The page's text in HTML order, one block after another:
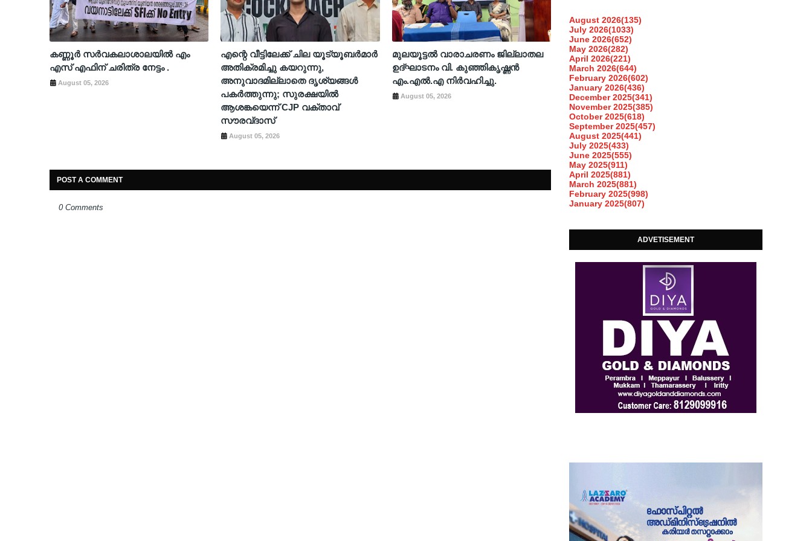
കണ്ണൂർ സർവകലാശാലയിൽ എം
എസ് എഫിന് ചരിത്ര നേട്ടം .
August 05, 2026
എന്റെ വീട്ടിലേക്ക് ചില യൂട്യൂബർമാർ
അതിക്രമിച്ചു കയറുന്നു,
അനുവാദമില്ലാതെ ദൃശ്യങ്ങൾ
പകർത്തുന്നു; സുരക്ഷയിൽ
ആശങ്കയെന്ന് CJP വക്താവ്
സൗരവ്ദാസ്
August 05, 2026
മുലയൂട്ടൽ വാരാചരണം ജില്ലാതല
ഉദ്ഘാടനം വി. കുഞ്ഞികൃഷ്ണൻ
എം.എൽ.എ നിർവഹിച്ചു.
August 05, 2026
POST A COMMENT
0 Comments
August 2026(135)
July 2026(1033)
June 2026(652)
May 2026(282)
April 2026(221)
March 2026(644)
February 2026(602)
January 2026(436)
December 2025(341)
November 2025(385)
October 2025(618)
September 2025(457)
August 2025(441)
July 2025(433)
June 2025(555)
May 2025(911)
April 2025(881)
March 2025(881)
February 2025(998)
January 2025(807)
ADVETISEMENT